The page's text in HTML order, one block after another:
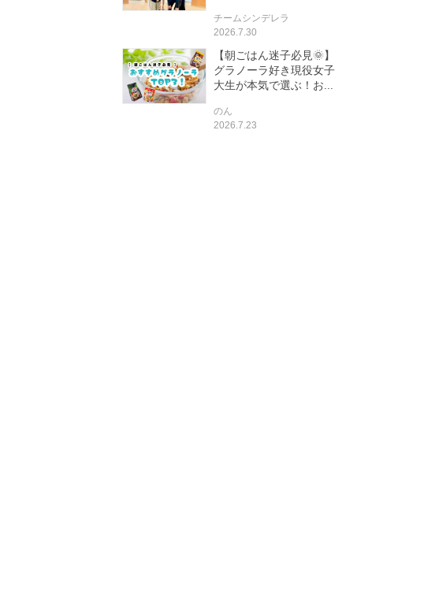
チームシンデレラ
2026.7.30
【朝ごはん迷子必見🌞】
グラノーラ好き現役女子
大生が本気で選ぶ！お...
のん
2026.7.23